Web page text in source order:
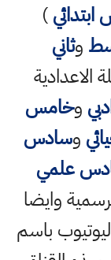
)
وثاني
الاعدادية
وخامس
وسادس
علمي
وايضا
باسم